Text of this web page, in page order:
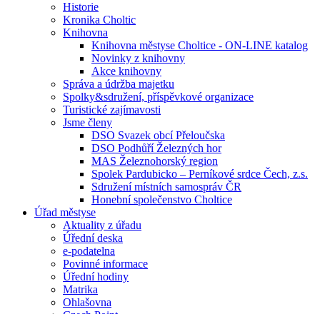
Historie
Kronika Choltic
Knihovna
Knihovna městyse Choltice - ON-LINE katalog
Novinky z knihovny
Akce knihovny
Správa a údržba majetku
Spolky&sdružení, příspěvkové organizace
Turistické zajímavosti
Jsme členy
DSO Svazek obcí Přeloučska
DSO Podhůří Železných hor
MAS Železnohorský region
Spolek Pardubicko – Perníkové srdce Čech, z.s.
Sdružení místních samospráv ČR
Honební společenstvo Choltice
Úřad městyse
Aktuality z úřadu
Úřední deska
e-podatelna
Povinné informace
Úřední hodiny
Matrika
Ohlašovna